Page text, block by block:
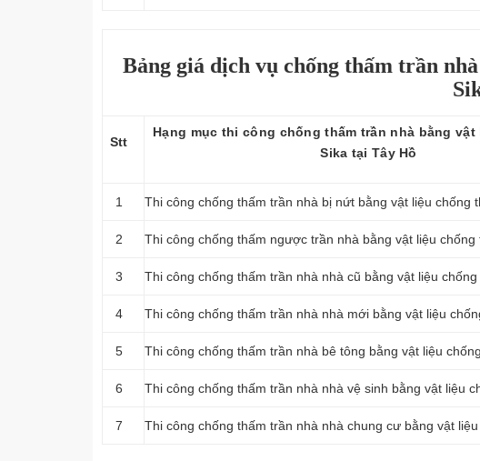
Bảng giá dịch vụ chống thấm trần
Stt
Hạng mục thi công chống thấm trần nhà bằng
Sika tại Tây Hồ
1 Thi công chống thấm trần nhà bị nứt bằng vật liệu chống
2 Thi công chống thấm ngược trần nhà bằng vật liệu chống
3 Thi công chống thấm trần nhà nhà cũ bằng vật liệu chống
4 Thi công chống thấm trần nhà nhà mới bằng vật liệu
5 Thi công chống thấm trần nhà bê tông bằng vật liệu
6 Thi công chống thấm trần nhà nhà vệ sinh bằng vật liệu
7 Thi công chống thấm trần nhà nhà chung cư bằng vật